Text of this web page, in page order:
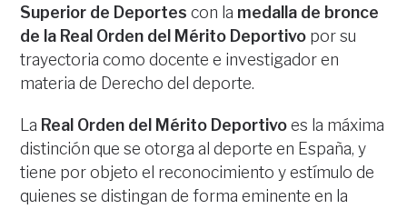
Superior de Deportes con la medalla de bronce
de la Real Orden del Mérito Deportivo por su
trayectoria como docente e investigador en
materia de Derecho del deporte.
La Real Orden del Mérito Deportivoes la máxima
distinción que se otorga al deporte en España, y
tiene por objeto el reconocimiento y estímulo de
quienes se distingan de forma eminente en la